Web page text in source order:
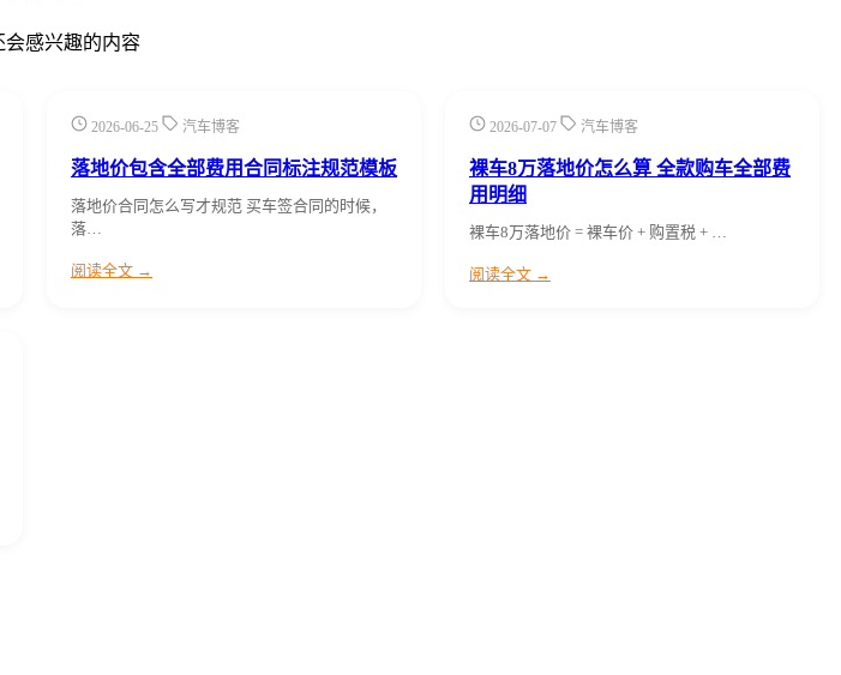
会感兴趣的内容
2026-06-25 汽车博客
落地价包含全部费用合同标注规范模板
落地价合同怎么写才规范 买车签合同的时候，
落…
阅读全文 →
2026-07-07 汽车博客
裸车8万落地价怎么算 全款购车全部费
用明细
裸车8万落地价 = 裸车价 + 购置税 + …
阅读全文 →